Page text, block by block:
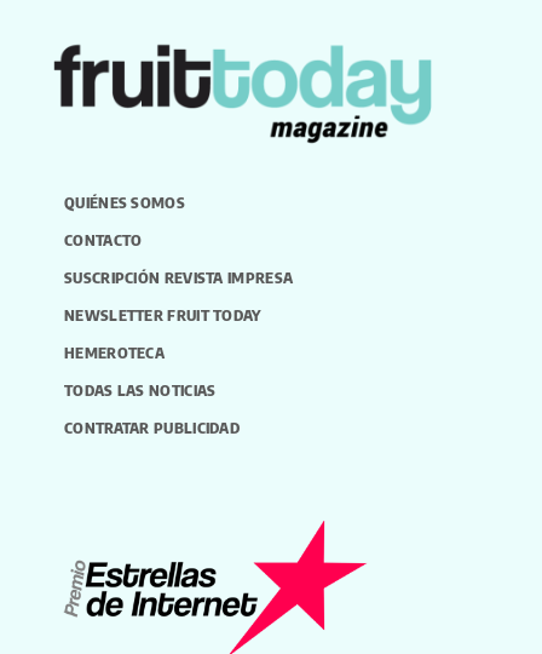
QUIÉNES SOMOS
CONTACTO
SUSCRIPCIÓN REVISTA IMPRESA
NEWSLETTER FRUIT TODAY
HEMEROTECA
TODAS LAS NOTICIAS
CONTRATAR PUBLICIDAD